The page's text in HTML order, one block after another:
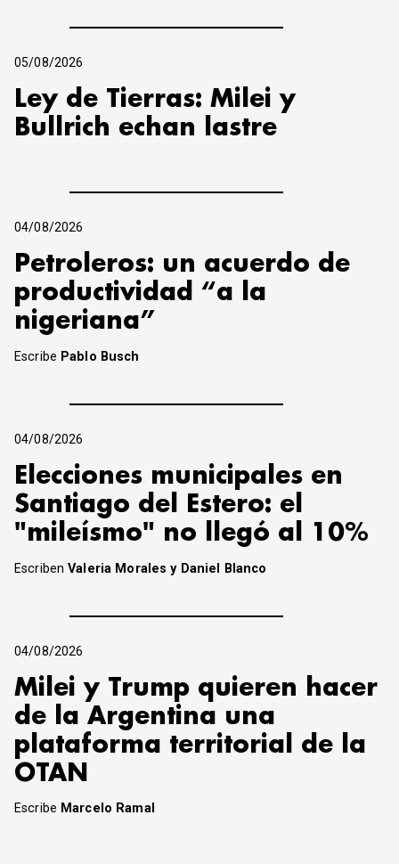
05/08/2026
Ley de Tierras: Milei y
Bullrich echan lastre
04/08/2026
Petroleros: un acuerdo de
productividad “a la
nigeriana”
Escribe Pablo Busch
04/08/2026
Elecciones municipales en
Santiago del Estero: el
"mileísmo" no llegó al 10%
EscribenValeria Morales y Daniel Blanco
04/08/2026
Milei y Trump quieren hacer
de la Argentina una
plataforma territorial de la
OTAN
Escribe Marcelo Ramal